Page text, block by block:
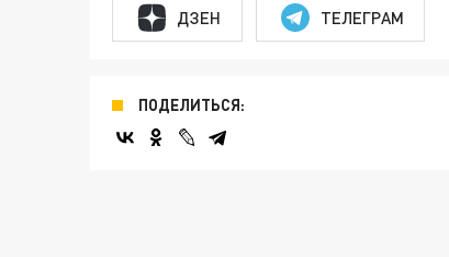
ДЗЕН ТЕЛЕГРАМ
ПОДЕЛИТЬСЯ: